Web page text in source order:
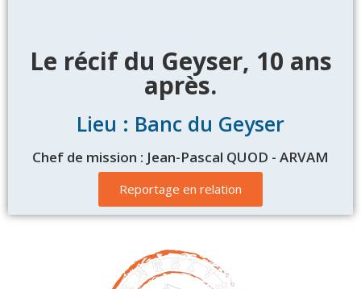
Le récif du Geyser, 10 ans
après.
Lieu : Banc du Geyser
Chef de mission : Jean-Pascal QUOD - ARVAM
Reportage en relation